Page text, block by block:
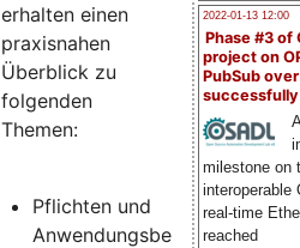
2022-01-13 12:00
Phase #3 of
project on
PubSub over
milestone on
interoperable
real-time
reached
erhalten einen
praxisnahen
Überblick zu
folgenden
Themen:
Pflichten und
Anwendungsbereich